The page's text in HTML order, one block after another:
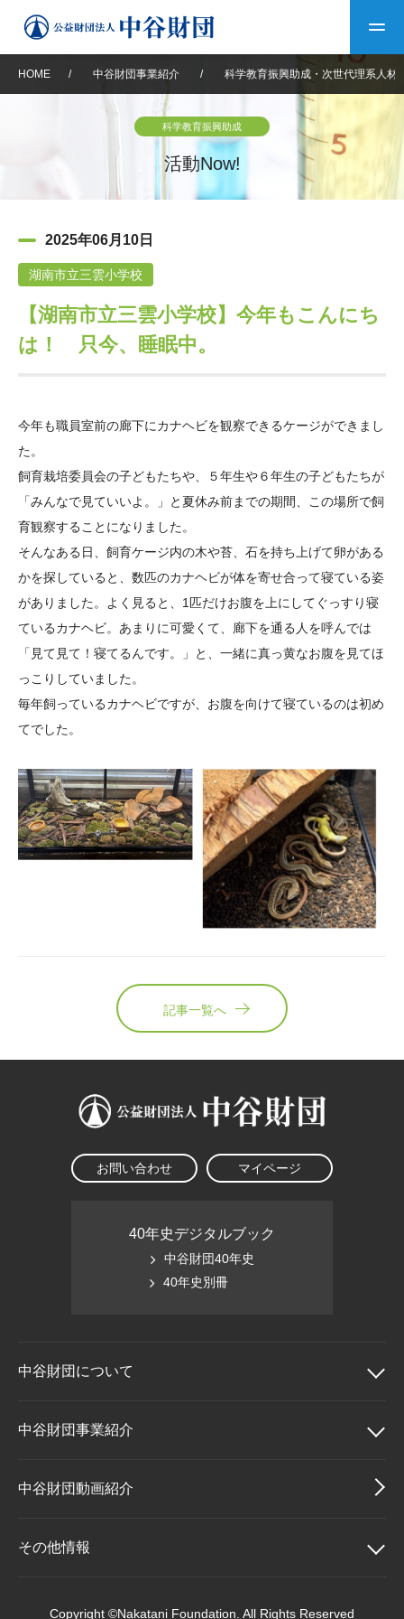
中谷財団について
設立趣意書
沿革 40年史デジタルブック
役員・評議員 公開情報
年報一覧 中谷財団レポート
中谷財団事業紹介
神戸賞 長期大型研究助成
大学院生奨学金
国際学生交流プログラ
科学教育振興助成・
次世代理系人材育成プ
ログラム助成
中谷財団動画紹介
その他情報
アクセス
サイトマップ 中谷財団アーカイブ
HOME / 中谷財団事業紹介 / 科学教育振興助成・次世代理系人材
科学教育振興助成
活動Now!
2025年06月10日
湖南市立三雲小学校
【湖南市立三雲小学校】今年もこんにち
は！ 只今、睡眠中。
今年も職員室前の廊下にカナヘビを観察できるケージができまし
た。
飼育栽培委員会の子どもたちや、５年生や６年生の子どもたちが
「みんなで見ていいよ。」と夏休み前までの期間、この場所で飼
育観察することになりました。
そんなある日、飼育ケージ内の木や苔、石を持ち上げて卵がある
かを探していると、数匹のカナヘビが体を寄せ合って寝ている姿
がありました。よく見ると、1匹だけお腹を上にしてぐっすり寝
ているカナヘビ。あまりに可愛くて、廊下を通る人を呼んでは
「見て見て！寝てるんです。」と、一緒に真っ黄なお腹を見てほ
っこりしていました。
毎年飼っているカナヘビですが、お腹を向けて寝ているのは初め
てでした。
記事一覧へ
お問い合わせ マイページ
40年史デジタルブック
中谷財団40年史
40年史別冊
中谷財団について
中谷財団について
理事長挨拶
設立趣意書
中谷財団事業紹介
中谷財団事業紹介
中谷賞
中谷財団動画紹介
その他情報
Copyright ©Nakatani Foundation. All Rights Reserved